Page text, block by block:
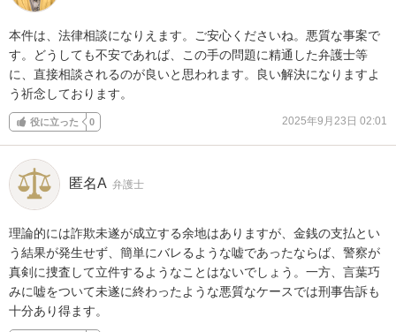
本件は、法律相談になりえます。ご安心くださいね。悪質な事案で
す。どうしても不安であれば、この手の問題に精通した弁護士等
に、直接相談されるのが良いと思われます。良い解決になりますよ
う祈念しております。
役に立った 0 2025年9月23日 02:01
匿名A 弁護士
理論的には詐欺未遂が成立する余地はありますが、金銭の支払とい
う結果が発生せず、簡単にバレるような嘘であったならば、警察が
真剣に捜査して立件するようなことはないでしょう。一方、言葉巧
みに嘘をついて未遂に終わったような悪質なケースでは刑事告訴も
十分あり得ます。